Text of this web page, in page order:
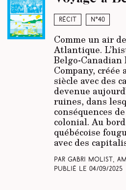
Récit N°40
Comme un air
Atlantique.
Belgo-Canadian
Company,
siècle avec des
devenue
ruines, dans
conséquences
colonial. Au
québécoise
avec des
Par Gabri Molist,
Publié le 04/09/2025